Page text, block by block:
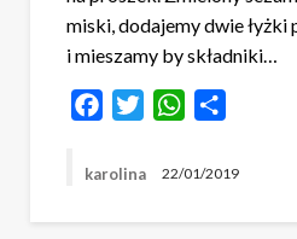
miski, dodajemy dwie łyżki
i mieszamy by składniki…
FacebookTwitterWhatsApp
karolina 22/01/2019